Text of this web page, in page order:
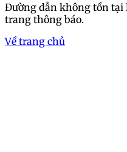
Đường dẫn không tồn tại
trang thông báo.
Về trang chủ